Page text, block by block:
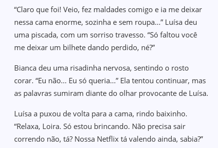
“Claro que foi! Veio, fez maldades comigo e ia me deixar
nessa cama enorme, sozinha e sem roupa...” Luísa deu
uma piscada, com um sorriso travesso. “Só faltou você
me deixar um bilhete dando perdido, né?”
Bianca deu uma risadinha nervosa, sentindo o rosto
corar. “Eu não... Eu só queria...” Ela tentou continuar, mas
as palavras sumiram diante do olhar provocante de Luísa.
Luísa a puxou de volta para a cama, rindo baixinho.
“Relaxa, Loira. Só estou brincando. Não precisa sair
correndo não, tá? Nossa Netflix tá valendo ainda, sabia?”